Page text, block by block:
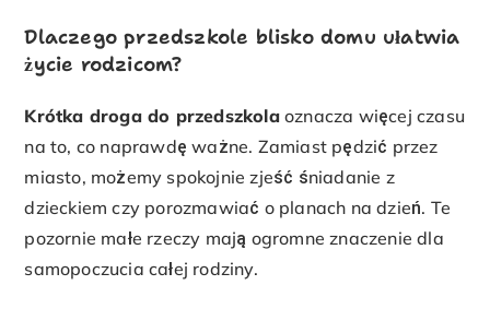
Dlaczego przedszkole blisko domu ułatwia
życie rodzicom?
Krótka droga do przedszkolaoznacza więcej czasu
na to, co naprawdę ważne. Zamiast pędzić przez
miasto, możemy spokojnie zjeść śniadanie z
dzieckiem czy porozmawiać o planach na dzień. Te
pozornie małe rzeczy mają ogromne znaczenie dla
samopoczucia całej rodziny.